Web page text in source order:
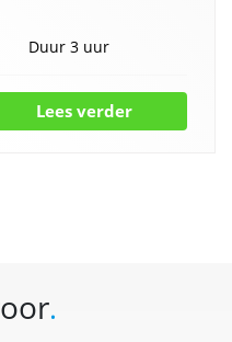
Duur 3 uur
Lees verder
.